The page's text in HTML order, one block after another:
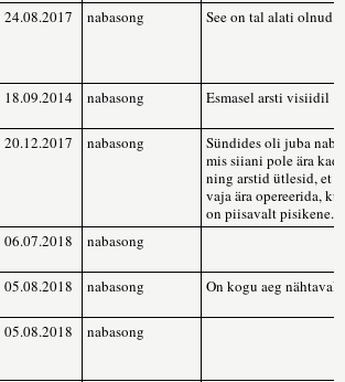
24.08.2017 nabasong See on tal alati olnud.
18.09.2014 nabasong Esmasel arsti visiidil
20.12.2017 nabasong
Sündides oli juba
mis siiani pole ära
ning arstid ütlesid, et
vaja ära opereerida,
on piisavalt pisikene.
06.07.2018 nabasong
05.08.2018 nabasong On kogu aeg nähtaval
05.08.2018 nabasong